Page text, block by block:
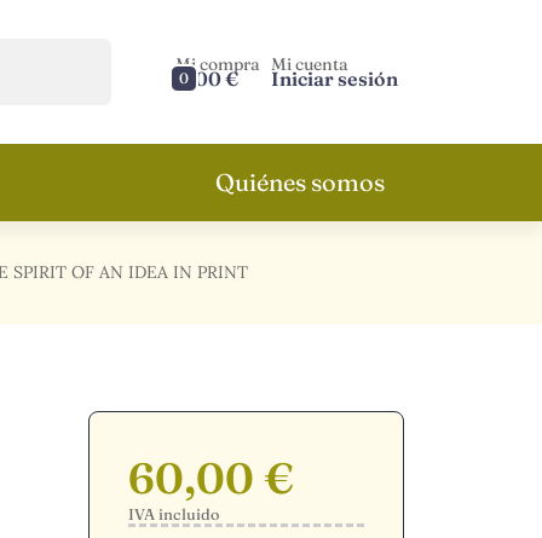
0
Mi compra
0,00 €
Mi cuenta
Iniciar sesión
Quiénes somos
SPIRIT OF AN IDEA IN PRINT
60,00 €
IVA incluido